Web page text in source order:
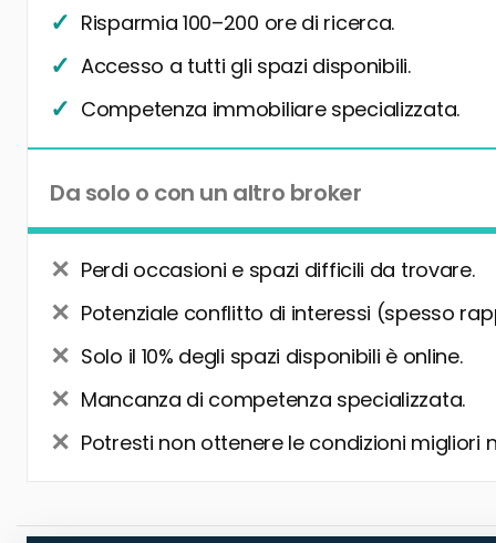
Risparmia 100–200 ore di ricerca.
Accesso a tutti gli spazi disponibili.
Competenza immobiliare specializzata.
Da solo o con un altro broker
Perdi occasioni e spazi difficili da trovare.
Potenziale conflitto di interessi (spesso
Solo il 10% degli spazi disponibili è online.
Mancanza di competenza specializzata.
Potresti non ottenere le condizioni migliori